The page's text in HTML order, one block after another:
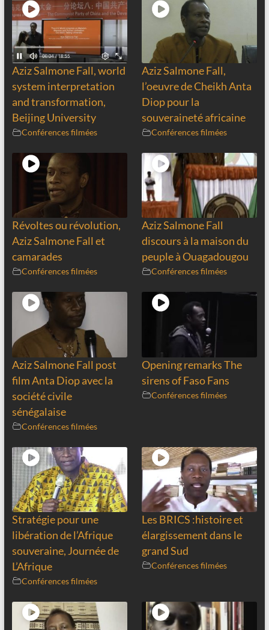
Aziz Salmone Fall, world
system interpretation
and transformation,
Beijing University
Conférences filmées
Aziz Salmone Fall,
l’oeuvre de Cheikh Anta
Diop pour la
souveraineté africaine
Conférences filmées
Révoltes ou révolution,
Aziz Salmone Fall et
camarades
Conférences filmées
Aziz Salmone Fall
discours à la maison du
peuple à Ouagadougou
Conférences filmées
Aziz Salmone Fall post
film Anta Diop avec la
société civile
sénégalaise
Conférences filmées
Opening remarks The
sirens of Faso Fans
Conférences filmées
Stratégie pour une
libération de l’Afrique
souveraine, Journée de
L’Afrique
Conférences filmées
Les BRICS :histoire et
élargissement dans le
grand Sud
Conférences filmées